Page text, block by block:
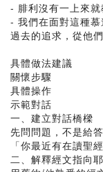
- 腓利沒有一上來就
- 我們在面對這種
過去的追求，從他
具體做法建議
關懷步驟
具體操作
示範對話
一、建立對話橋樑
先問問題，不是給答
「你最近有在讀聖
二、解釋經文指向